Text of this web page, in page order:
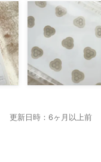
更新日時：6ヶ月以上前